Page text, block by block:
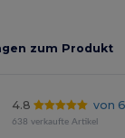
zum Produkt
4.8 von
638 verkaufte Artikel